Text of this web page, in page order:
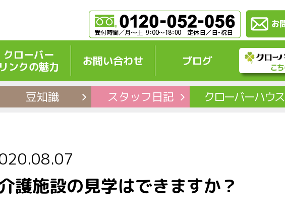
クローバー
リンクの魅力
お問い合わせ ブログ
豆知識 スタッフ日記 クローバーハウス
護施設の見学はできますか？